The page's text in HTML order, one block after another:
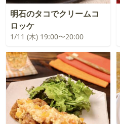
明石のタコでクリームコ
ロッケ
1/11 (木) 19:00〜20:00